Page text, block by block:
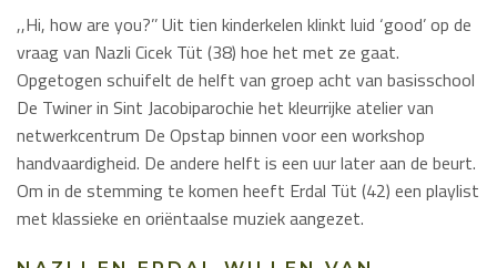
,,Hi, how are you?’’ Uit tien kinderkelen klinkt luid ‘good’ op de
vraag van Nazli Cicek Tüt (38) hoe het met ze gaat.
Opgetogen schuifelt de helft van groep acht van basisschool
De Twiner in Sint Jacobiparochie het kleurrijke atelier van
netwerkcentrum De Opstap binnen voor een workshop
handvaardigheid. De andere helft is een uur later aan de beurt.
Om in de stemming te komen heeft Erdal Tüt (42) een playlist
met klassieke en oriëntaalse muziek aangezet.